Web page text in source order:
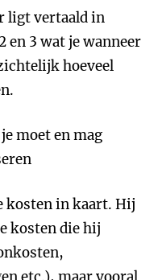
ligt vertaald in
en 3 wat je wanneer
hoeveel
moet en mag
kosten in kaart. Hij
kosten die hij